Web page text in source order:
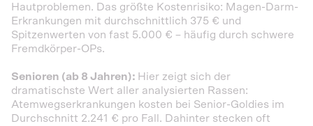
Hautproblemen. Das größte Kostenrisiko: Magen-Darm-
Erkrankungen mit durchschnittlich 375 € und
Spitzenwerten von fast 5.000 € – häufig durch schwere
Fremdkörper-OPs.
Senioren (ab 8 Jahren): Hier zeigt sich der
dramatischste Wert aller analysierten Rassen:
Atemwegserkrankungen kosten bei Senior-Goldies im
Durchschnitt 2.241 € pro Fall. Dahinter stecken oft